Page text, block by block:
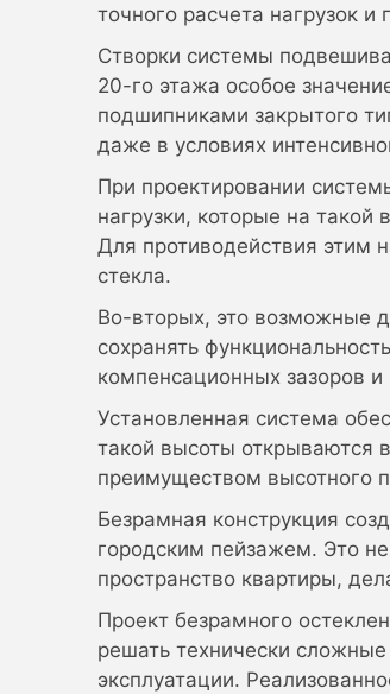
точного расчета нагрузок
Створки системы
20-го этажа особое
подшипниками закрытого
даже в условиях
При проектировании
нагрузки, которые на такой
Для противодействия этим
стекла.
Во-вторых, это возможные
сохранять
компенсационных зазоров
Установленная система
такой высоты открываются
преимуществом высотного
Безрамная конструкция
городским пейзажем. Это
пространство квартиры,
Проект безрамного
решать технически
эксплуатации.